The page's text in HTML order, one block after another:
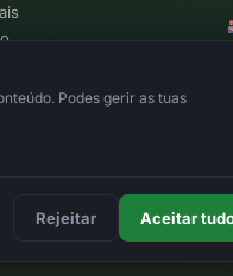
Podes gerir as tuas
Rejeitar Aceitar